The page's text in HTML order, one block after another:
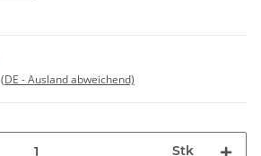
(DE - Ausland abweichend)
Stk